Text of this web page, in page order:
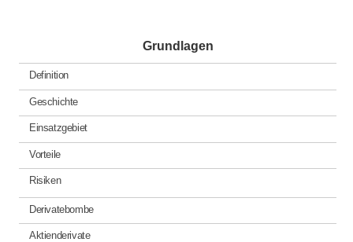
Grundlagen
Definition
Geschichte
Einsatzgebiet
Vorteile
Risiken
Derivatebombe
Aktienderivate